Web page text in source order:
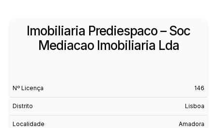
Imobiliaria Prediespaco – Soc
Mediacao Imobiliaria Lda
Nº Licença 146
Distrito Lisboa
Localidade Amadora